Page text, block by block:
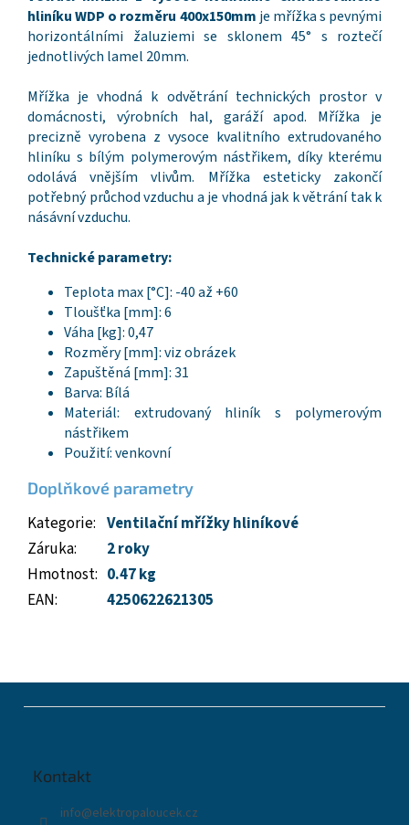
hliníku WDP o rozměru 400x150mm je mřížka s pevnými
horizontálními žaluziemi se sklonem 45° s roztečí
jednotlivých lamel 20mm.
Mřížka je vhodná k odvětrání technických prostor v
domácnosti, výrobních hal, garáží apod. Mřížka je
precizně vyrobena z vysoce kvalitního extrudovaného
hliníku s bílým polymerovým nástřikem, díky kterému
odolává vnějším vlivům. Mřížka esteticky zakončí
potřebný průchod vzduchu a je vhodná jak k větrání tak k
násávní vzduchu.
Technické parametry:
Teplota max [°C]: -40 až +60
Tloušťka [mm]: 6
Váha [kg]: 0,47
Rozměry [mm]: viz obrázek
Zapuštěná [mm]: 31
Barva: Bílá
Materiál: extrudovaný hliník s polymerovým
nástřikem
Použití: venkovní
Doplňkové parametry
Kategorie: Ventilační mřížky hliníkové
Záruka:
2 roky
Hmotnost: 0.47 kg
EAN: 4250622621305
Kontakt
info@elektropaloucek.cz